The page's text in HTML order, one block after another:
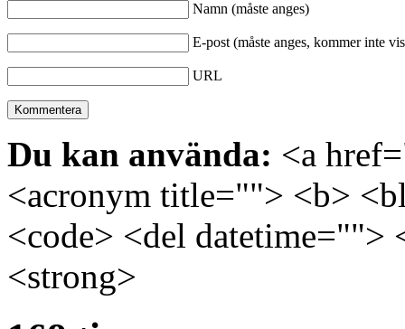
Namn (måste anges)
E-post (måste anges, kommer inte
URL
Du kan använda: <a
<acronym title=""> <b>
<code> <del
<strong>